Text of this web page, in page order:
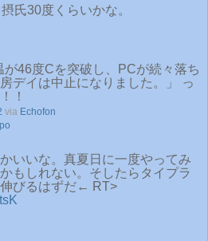
氏30度くらいかな。
が46度Cを突破し、PCが続々落ち
デイは中止になりました。」 っ
！
via Echofon
いいな。真夏日に一度やってみ
もしれない。そしたらタイプラ
びるはずだ← RT>